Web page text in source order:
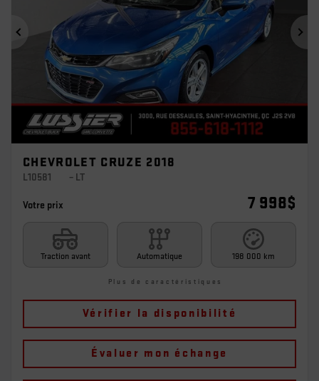
Précédent
CHEVROLET CRUZE 2018
L10581 – LT
Votre prix 7 998$
Traction avant Automatique 198 000 km
Plus de caractéristiques
Vérifier la disponibilité
Évaluer mon échange